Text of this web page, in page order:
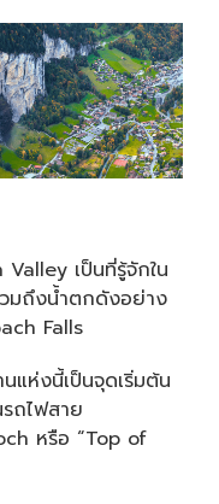
เป็นที่รู้จักใน
มถึงน้ำตกดังอย่าง
Falls
แห่งนี้เป็นจุดเริ่มต้น
ถไฟสาย
หรือ “Top of